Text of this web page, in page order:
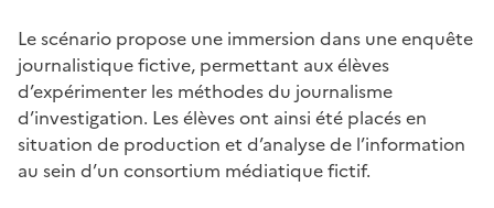
Le scénario propose une immersion dans une enquête
journalistique fictive, permettant aux élèves
d’expérimenter les méthodes du journalisme
d’investigation. Les élèves ont ainsi été placés en
situation de production et d’analyse de l’information
au sein d’un consortium médiatique fictif.